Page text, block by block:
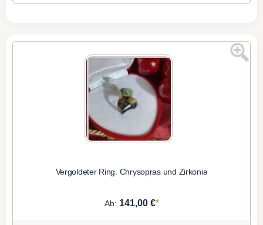
Vergoldeter Ring. Chrysopras und Zirkonia
Ab: 141,00 €*